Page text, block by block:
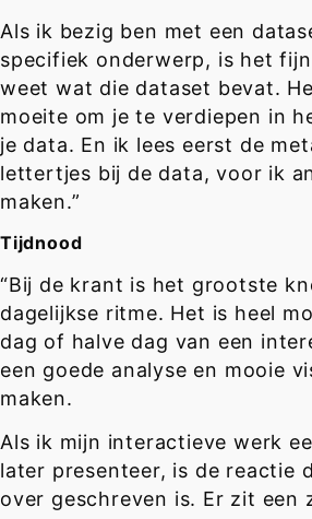
Als ik bezig ben met een
specifiek onderwerp, is het
weet wat die dataset bevat.
moeite om je te verdiepen in
je data. En ik lees eerst de
lettertjes bij de data, voor ik
maken.”
Tijdnood
“Bij de krant is het grootste
dagelijkse ritme. Het is heel
dag of halve dag van een
een goede analyse en mooie
maken.
Als ik mijn interactieve werk
later presenteer, is de reactie
over geschreven is. Er zit een